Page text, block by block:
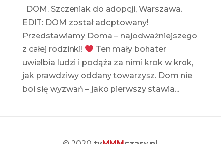
DOM. Szczeniak do adopcji, Warszawa.
EDIT: DOM został adoptowany!
Przedstawiamy Doma – najodważniejszego
z całej rodzinki!
Ten mały bohater
uwielbia ludzi i podąża za nimi krok w krok,
jak prawdziwy oddany towarzysz. Dom nie
boi się wyzwań – jako pierwszy stawia...